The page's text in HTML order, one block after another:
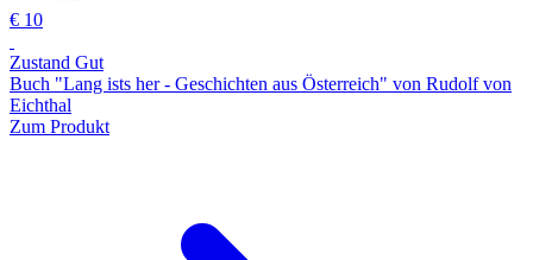
€ 10
Zustand Gut
Buch "Lang ists her - Geschichten aus Österreich" von Rudolf von
Eichthal
Zum Produkt